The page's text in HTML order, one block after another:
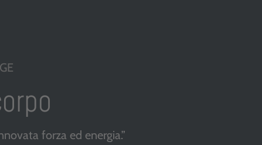
forza ed energia.”